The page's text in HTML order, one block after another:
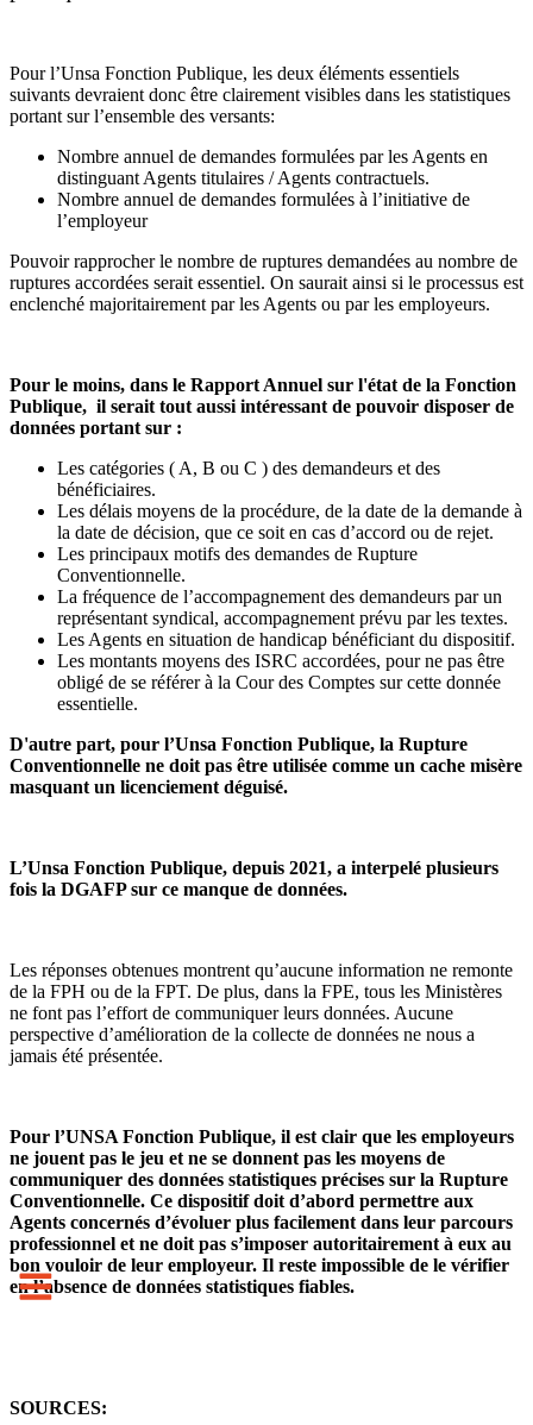
Pour l’Unsa Fonction Publique, les deux éléments essentiels
suivants devraient donc être clairement visibles dans les statistiques
portant sur l’ensemble des versants:
Nombre annuel de demandes formulées par les Agents en
distinguant Agents titulaires / Agents contractuels.
Nombre annuel de demandes formulées à l’initiative de
l’employeur
Pouvoir rapprocher le nombre de ruptures demandées au nombre de
ruptures accordées serait essentiel. On saurait ainsi si le processus est
enclenché majoritairement par les Agents ou par les employeurs.
Pour le moins, dans le Rapport Annuel sur l'état de la Fonction
Publique, il serait tout aussi intéressant de pouvoir disposer de
données portant sur :
Les catégories ( A, B ou C ) des demandeurs et des
bénéficiaires.
Les délais moyens de la procédure, de la date de la demande à
la date de décision, que ce soit en cas d’accord ou de rejet.
Les principaux motifs des demandes de Rupture
Conventionnelle.
La fréquence de l’accompagnement des demandeurs par un
représentant syndical, accompagnement prévu par les textes.
Les Agents en situation de handicap bénéficiant du dispositif.
Les montants moyens des ISRC accordées, pour ne pas être
obligé de se référer à la Cour des Comptes sur cette donnée
essentielle.
D'autre part, pour l’Unsa Fonction Publique, la Rupture
Conventionnelle ne doit pas être utilisée comme un cache misère
masquant un licenciement déguisé.
L’Unsa Fonction Publique, depuis 2021, a interpelé plusieurs
fois la DGAFP sur ce manque de données.
Les réponses obtenues montrent qu’aucune information ne remonte
de la FPH ou de la FPT. De plus, dans la FPE, tous les Ministères
ne font pas l’effort de communiquer leurs données. Aucune
perspective d’amélioration de la collecte de données ne nous a
jamais été présentée.
Pour l’UNSA Fonction Publique, il est clair que les employeurs
ne jouent pas le jeu et ne se donnent pas les moyens de
communiquer des données statistiques précises sur la Rupture
Conventionnelle. Ce dispositif doit d’abord permettre aux
Agents concernés d’évoluer plus facilement dans leur parcours
professionnel et ne doit pas s’imposer autoritairement à eux au
bon vouloir de leur employeur. Il reste impossible de le vérifier
en l’absence de données statistiques fiables.
SOURCES: